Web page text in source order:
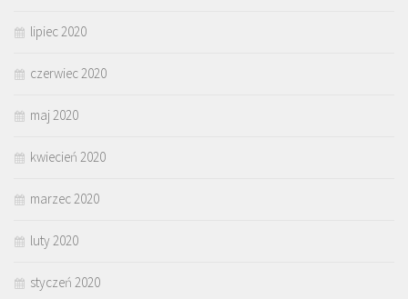
lipiec 2020
czerwiec 2020
maj 2020
kwiecień 2020
marzec 2020
luty 2020
styczeń 2020